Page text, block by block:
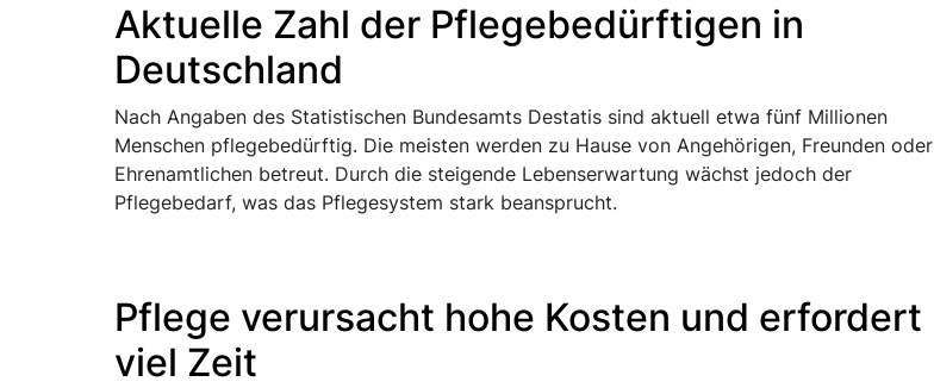
Aktuelle Zahl der Pflegebedürftigen in
Deutschland
Nach Angaben des Statistischen Bundesamts Destatis sind aktuell etwa fünf Millionen
Menschen pflegebedürftig. Die meisten werden zu Hause von Angehörigen, Freunden oder
Ehrenamtlichen betreut. Durch die steigende Lebenserwartung wächst jedoch der
Pflegebedarf, was das Pflegesystem stark beansprucht.
Pflege verursacht hohe Kosten und erfordert
viel Zeit